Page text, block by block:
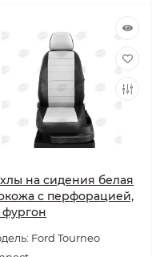
на сидения белая
с перфорацией,
фургон
Ford Tourneo